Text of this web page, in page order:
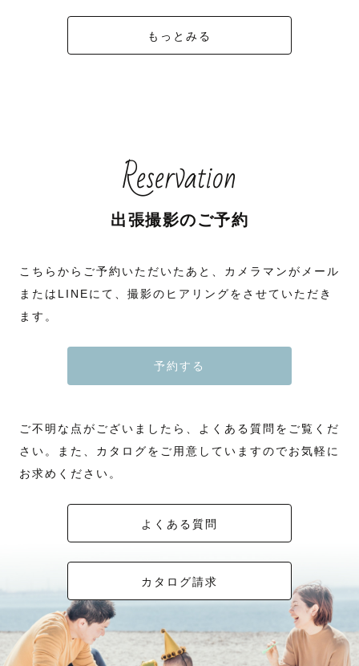
もっとみる
Reservation
出張撮影のご予約
こちらからご予約いただいたあと、カメラマンがメール
またはLINEにて、撮影のヒアリングをさせていただき
ます。
予約する
ご不明な点がございましたら、よくある質問をご覧くだ
さい。また、カタログをご用意していますのでお気軽に
お求めください。
よくある質問
カタログ請求